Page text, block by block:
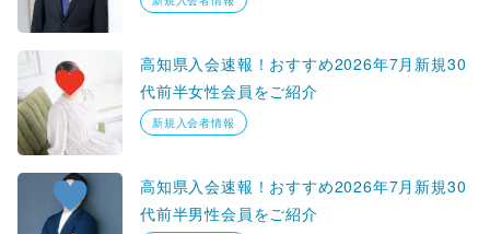
高知県入会速報！おすすめ2026年7月新規30
代前半女性会員をご紹介
新規入会者情報
高知県入会速報！おすすめ2026年7月新規30
代前半男性会員をご紹介